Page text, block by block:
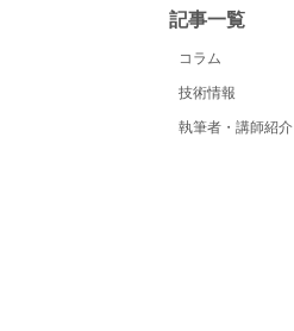
記事一覧
コラム
技術情報
執筆者・講師紹介